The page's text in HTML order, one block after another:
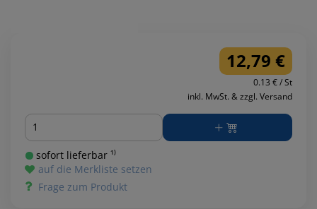
12,79 €
0.13 € / St
inkl. MwSt. & zzgl. Versand
Menge
sofort lieferbar ¹⁾
auf die Merkliste setzen
Frage zum Produkt